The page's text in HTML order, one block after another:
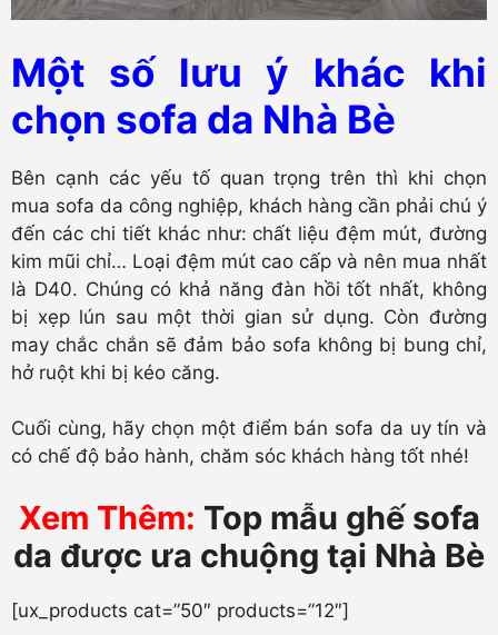
Một số lưu ý khác khi
chọn sofa da Nhà Bè
Bên cạnh các yếu tố quan trọng trên thì khi chọn
mua sofa da công nghiệp, khách hàng cần phải chú ý
đến các chi tiết khác như: chất liệu đệm mút, đường
kim mũi chỉ… Loại đệm mút cao cấp và nên mua nhất
là D40. Chúng có khả năng đàn hồi tốt nhất, không
bị xẹp lún sau một thời gian sử dụng. Còn đường
may chắc chắn sẽ đảm bảo sofa không bị bung chỉ,
hở ruột khi bị kéo căng.
Cuối cùng, hãy chọn một điểm bán sofa da uy tín và
có chế độ bảo hành, chăm sóc khách hàng tốt nhé!
Xem Thêm: Top mẫu ghế sofa
da được ưa chuộng tại Nhà Bè
[ux_products cat=”50″ products=”12″]